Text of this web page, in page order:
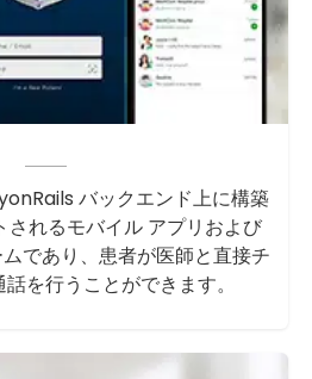
バックエンド上に構築
されるモバイル アプリおよび
であり、患者が医師と直接チ
を行うことができます。